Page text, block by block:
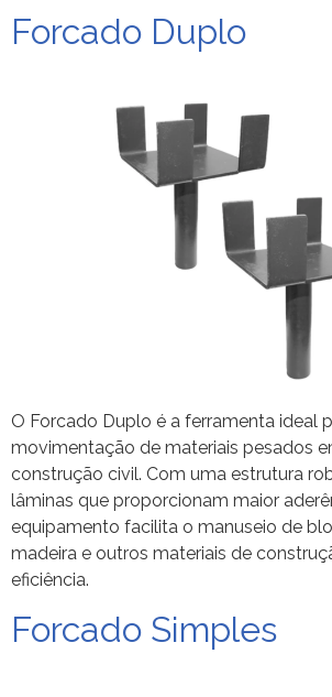
Forcado Duplo
O Forcado Duplo é a ferramenta ideal
movimentação de materiais pesados
construção civil. Com uma estrutura
lâminas que proporcionam maior
equipamento facilita o manuseio de
madeira e outros materiais de
eficiência.
Forcado Simples